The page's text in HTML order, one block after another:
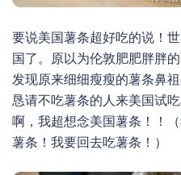
要说美国薯条超好吃的说！
国了。原以为伦敦肥肥胖胖
发现原来细细瘦瘦的薯条鼻
恳请不吃薯条的人来美国试
啊，我超想念美国薯条！！
薯条！我要回去吃薯条！）